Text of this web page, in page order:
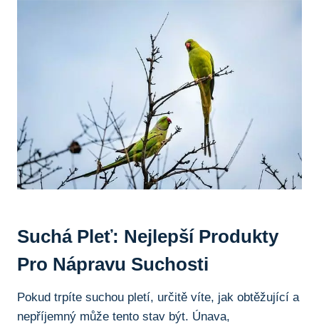
Suchá Pleť: Nejlepší Produkty
Pro Nápravu Suchosti
Pokud trpíte suchou pletí, určitě víte, jak obtěžující a
nepříjemný může tento stav být. Únava,